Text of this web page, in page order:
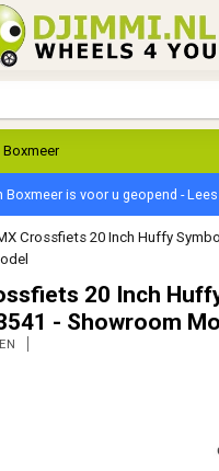
Boxmeer
Boxmeer is voor u geopend -
Crossfiets 20 Inch Huffy
20 Inch
- Showroom